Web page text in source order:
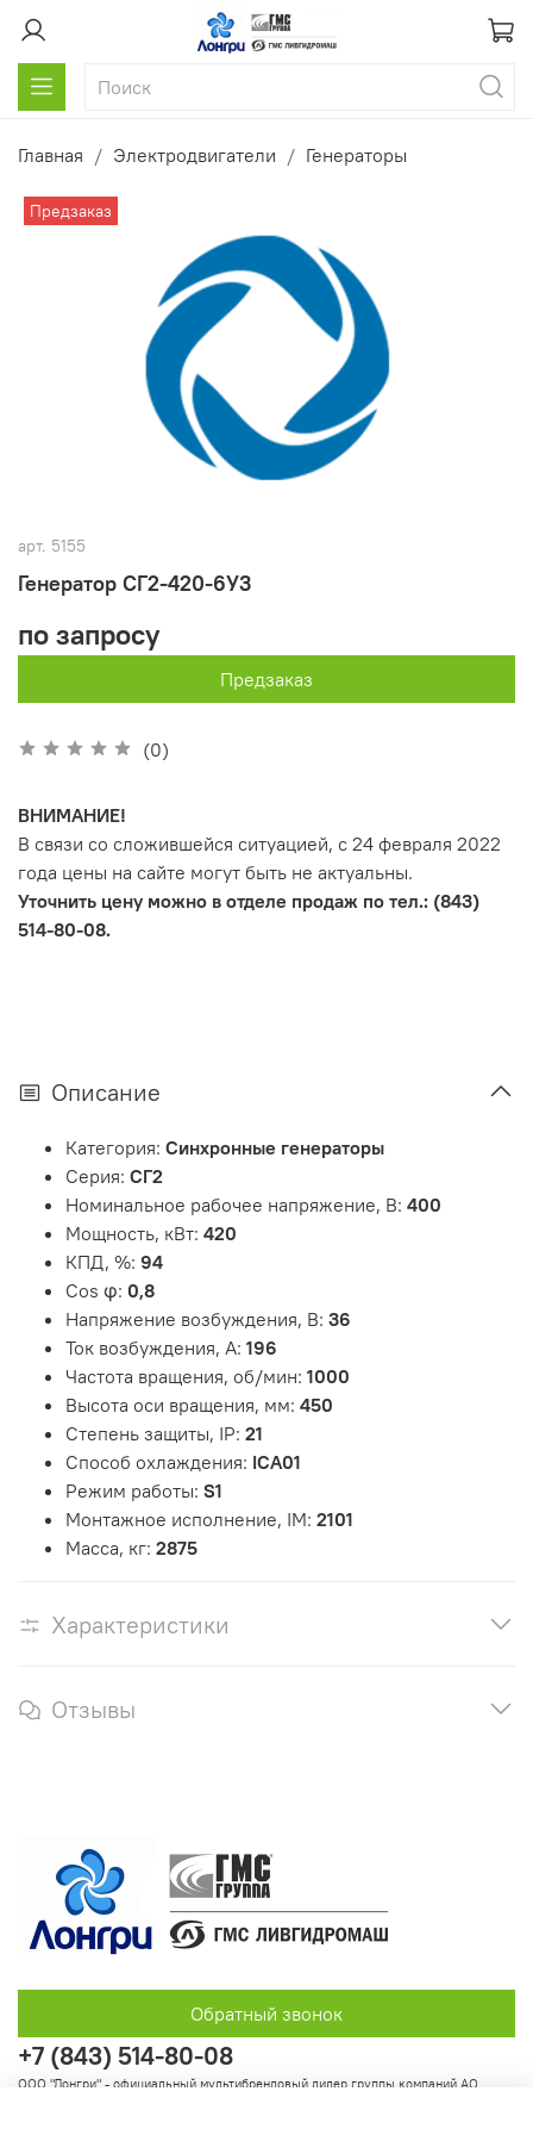
Главная Электродвигатели Генераторы
Предзаказ
арт. 5155
Генератор СГ2-420-6У3
(0)
по запросу
Предзаказ
ВНИМАНИЕ!
В связи со сложившейся ситуацией, с 24 февраля 2022
года цены на сайте могут быть не актуальны.
Уточнить цену можно в отделе продаж по тел.: (843)
514-80-08.
Описание
Категория: Синхронные генераторы
Серия: СГ2
Номинальное рабочее напряжение, В: 400
Мощность, кВт: 420
КПД, %: 94
Cos φ: 0,8
Напряжение возбуждения, В: 36
Ток возбуждения, А: 196
Частота вращения, об/мин: 1000
Высота оси вращения, мм: 450
Степень защиты, IP: 21
Способ охлаждения: ICA01
Режим работы: S1
Монтажное исполнение, IM: 2101
Масса, кг: 2875
Характеристики
Отзывы
+7 (843) 514-80-08
ООО "Лонгри" - официальный мультибрендовый дилер группы компаний АО
Обратный звонок